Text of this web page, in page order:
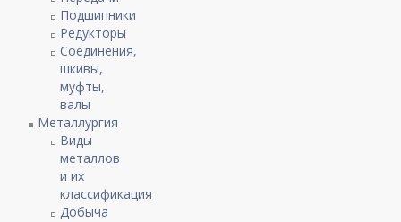
Подшипники
Редукторы
Соединения,
шкивы,
муфты,
валы
Металлургия
Виды
металлов
и их
классификация
Добыча